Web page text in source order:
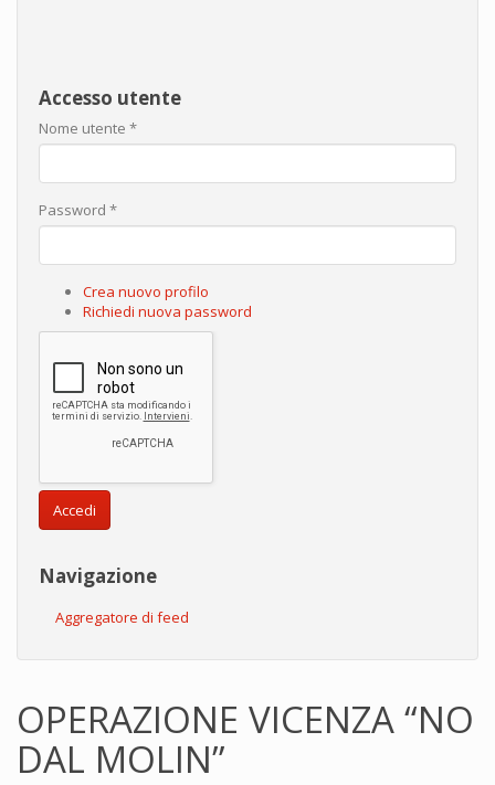
Accesso utente
Nome utente *
Password *
Crea nuovo profilo
Richiedi nuova password
Accedi
Navigazione
Aggregatore di feed
OPERAZIONE VICENZA “NO
DAL MOLIN”